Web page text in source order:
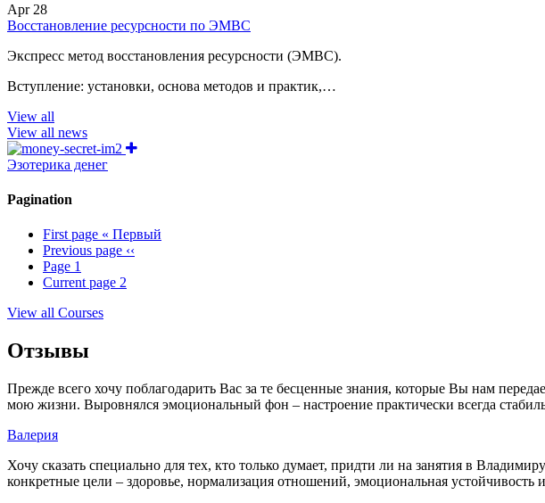
Apr 28
Восстановление ресурсности по ЭМВС
Экспресс метод восстановления ресурсности (ЭМВС).
Вступление: установки, основа методов и практик,…
View all
View all news
Эзотерика денег
Pagination
First page « Первый
Previous page ‹‹
Page 1
Current page 2
View all Courses
Отзывы
Прежде всего хочу поблагодарить Вас за те бесценные знания, которые Вы нам
мою жизни. Выровнялся эмоциональный фон – настроение практически всегда
Валерия
Хочу сказать специально для тех, кто только думает, придти ли на занятия в
конкретные цели – здоровье, нормализация отношений, эмоциональная устойчивость